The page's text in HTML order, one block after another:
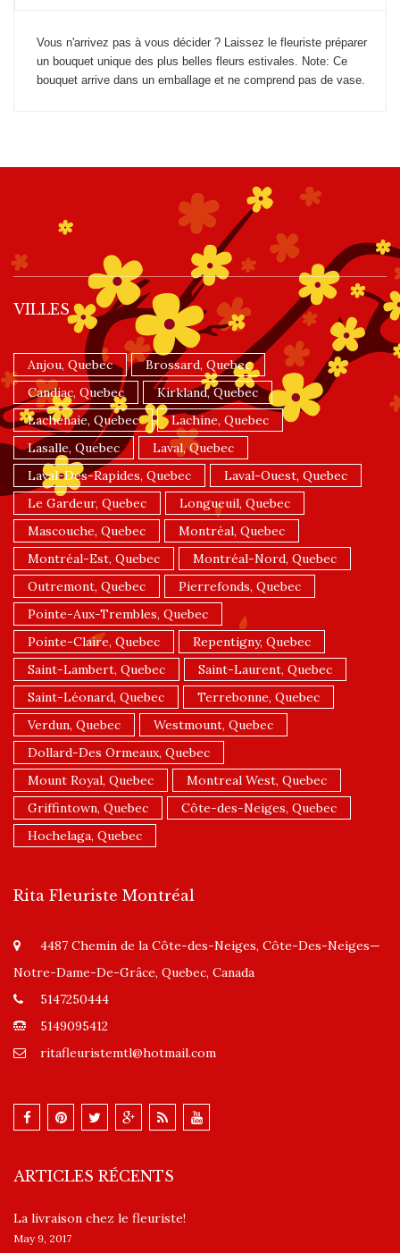
Vous n'arrivez pas à vous décider ? Laissez le fleuriste préparer
un bouquet unique des plus belles fleurs estivales. Note: Ce
bouquet arrive dans un emballage et ne comprend pas de vase.
VILLES
Anjou, Quebec
Brossard, Quebec
Candiac, Quebec
Kirkland, Quebec
Lachenaie, Quebec
Lachine, Quebec
Lasalle, Quebec
Laval, Quebec
Laval-Des-Rapides, Quebec
Laval-Ouest, Quebec
Le Gardeur, Quebec
Longueuil, Quebec
Mascouche, Quebec
Montréal, Quebec
Montréal-Est, Quebec
Montréal-Nord, Quebec
Outremont, Quebec
Pierrefonds, Quebec
Pointe-Aux-Trembles, Quebec
Pointe-Claire, Quebec
Repentigny, Quebec
Saint-Lambert, Quebec
Saint-Laurent, Quebec
Saint-Léonard, Quebec
Terrebonne, Quebec
Verdun, Quebec
Westmount, Quebec
Dollard-Des Ormeaux, Quebec
Mount Royal, Quebec
Montreal West, Quebec
Griffintown, Quebec
Côte-des-Neiges, Quebec
Hochelaga, Quebec
Rita Fleuriste Montréal
4487 Chemin de la Côte-des-Neiges, Côte-Des-Neiges—
Notre-Dame-De-Grâce, Quebec, Canada
5147250444
5149095412
ritafleuristemtl@hotmail.com
ARTICLES RÉCENTS
La livraison chez le fleuriste!
May 9, 2017